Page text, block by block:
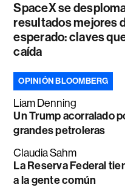
SpaceX se
resultados mejores
esperado: claves
caída
OPINIÓN BLOOMBERG
Liam Denning
Un Trump acorralado
grandes petroleras
Claudia Sahm
La Reserva Federal
a la gente común